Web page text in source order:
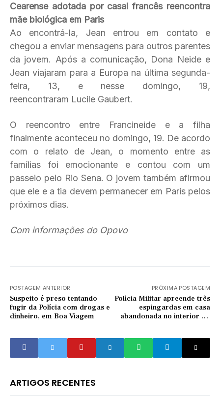
Cearense adotada por casal francês reencontra
mãe biológica em Paris
Ao encontrá-la, Jean entrou em contato e
chegou a enviar mensagens para outros parentes
da jovem. Após a comunicação, Dona Neide e
Jean viajaram para a Europa na última segunda-
feira, 13, e nesse domingo, 19,
reencontraram Lucile Gaubert.
O reencontro entre Francineide e a filha
finalmente aconteceu no domingo, 19. De acordo
com o relato de Jean, o momento entre as
famílias foi emocionante e contou com um
passeio pelo Rio Sena. O jovem também afirmou
que ele e a tia devem permanecer em Paris pelos
próximos dias.
Com informações do Opovo
POSTAGEM ANTERIOR
Suspeito é preso tentando
fugir da Polícia com drogas e
dinheiro, em Boa Viagem
PRÓXIMA POSTAGEM
Polícia Militar apreende três
espingardas em casa
abandonada no interior do
ARTIGOS RECENTES